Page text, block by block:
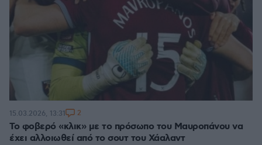
Το φοβερό «κλικ» με το πρόσωπο του Μαυροπάνου να
έχει αλλοιωθεί από το σουτ του Χάαλαντ
15.03.2026, 13:31 2